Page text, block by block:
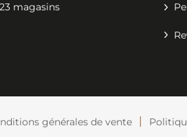
magasins
générales de vente